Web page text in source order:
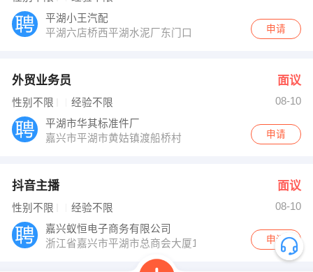
平湖小王汽配
平湖六店桥西平湖水泥厂东门口
申请
外贸业务员 面议
性别不限 经验不限
08-10
平湖市华其标准件厂
嘉兴市平湖市黄姑镇渡船桥村
申请
抖音主播 面议
性别不限 经验不限
08-10
嘉兴蚁恒电子商务有限公司
浙江省嘉兴市平湖市总商会大厦1608
申请